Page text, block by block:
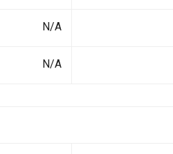
N/A
N/A